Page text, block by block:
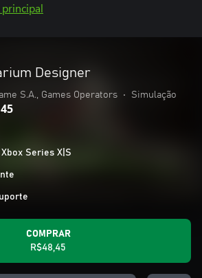
Designer
S.A., Games Operators • Simulação
Series X|S
COMPRAR
R$48,45